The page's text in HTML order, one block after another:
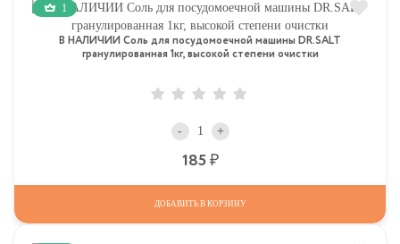
1
В НАЛИЧИИ Соль для посудомоечной машины DR.SALT
гранулированная 1кг, высокой степени очистки
- +
185
ДОБАВИТЬ В КОРЗИНУ